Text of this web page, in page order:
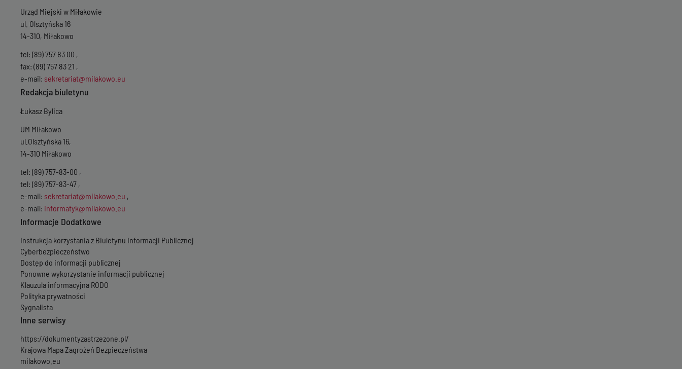
Urząd Miejski w Miłakowie
ul. Olsztyńska 16
14-310, Miłakowo
tel: (89) 757 83 00 ,
fax: (89) 757 83 21 ,
e-mail: sekretariat@milakowo.eu
Redakcja biuletynu
Łukasz Bylica
UM Miłakowo
ul.Olsztyńska 16,
14-310 Miłakowo
tel: (89) 757-83-00 ,
tel: (89) 757-83-47 ,
e-mail: sekretariat@milakowo.eu ,
e-mail: informatyk@milakowo.eu
Informacje Dodatkowe
Instrukcja korzystania z Biuletynu Informacji Publicznej
Cyberbezpieczeństwo
Dostęp do informacji publicznej
Ponowne wykorzystanie informacji publicznej
Klauzula informacyjna RODO
Polityka prywatności
Sygnalista
Inne serwisy
https://dokumentyzastrzezone.pl/
Krajowa Mapa Zagrożeń Bezpieczeństwa
milakowo.eu